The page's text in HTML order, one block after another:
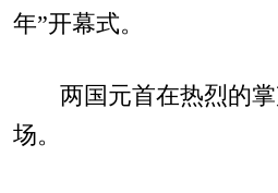
年”开幕式。
两国元首在热烈的
场。